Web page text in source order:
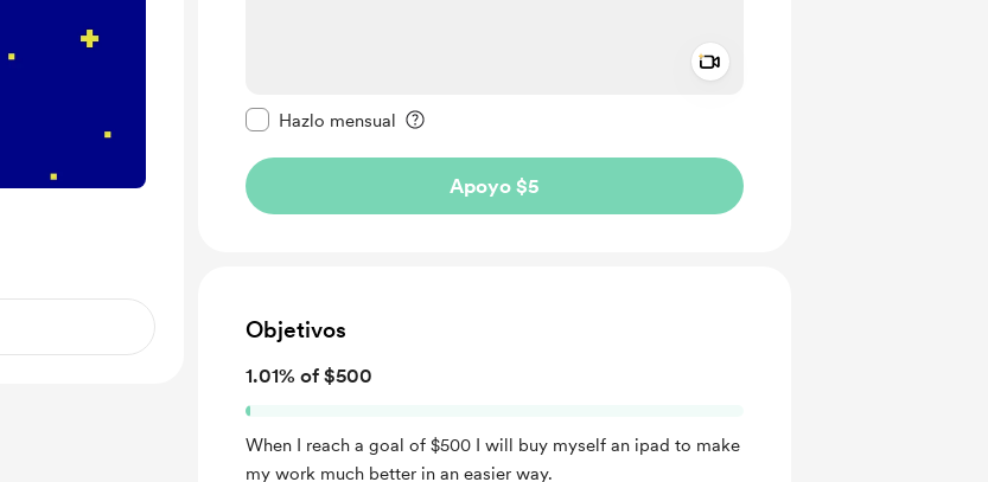
Hazlo mensual
Apoyo $5
Objetivos
1.01% of $500
When I reach a goal of $500 I will buy myself an ipad to make
my work much better in an easier way.